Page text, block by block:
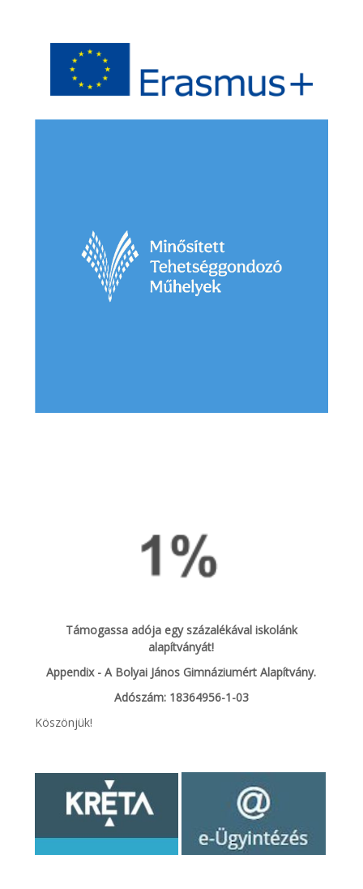
Támogassa adója egy százalékával iskolánk
alapítványát!
Appendix - A Bolyai János Gimnáziumért Alapítvány.
Adószám: 18364956-1-03
Köszönjük!